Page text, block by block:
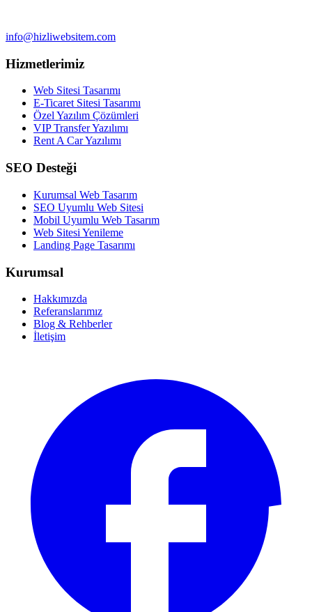
info@hizliwebsitem.com
Hizmetlerimiz
Web Sitesi Tasarımı
E-Ticaret Sitesi Tasarımı
Özel Yazılım Çözümleri
VIP Transfer Yazılımı
Rent A Car Yazılımı
SEO Desteği
Kurumsal Web Tasarım
SEO Uyumlu Web Sitesi
Mobil Uyumlu Web Tasarım
Web Sitesi Yenileme
Landing Page Tasarımı
Kurumsal
Hakkımızda
Referanslarımız
Blog & Rehberler
İletişim